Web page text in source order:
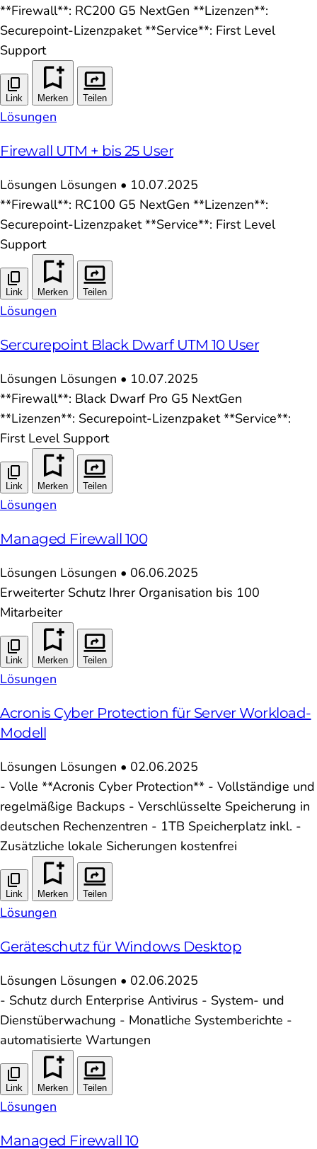
**Firewall**: RC200 G5 NextGen **Lizenzen**:
Securepoint-Lizenzpaket **Service**: First Level
Support
Link Merken Teilen
Lösungen
Firewall UTM + bis 25 User
Lösungen Lösungen • 10.07.2025
**Firewall**: RC100 G5 NextGen **Lizenzen**:
Securepoint-Lizenzpaket **Service**: First Level
Support
Link Merken Teilen
Lösungen
Sercurepoint Black Dwarf UTM 10 User
Lösungen Lösungen • 10.07.2025
**Firewall**: Black Dwarf Pro G5 NextGen
**Lizenzen**: Securepoint-Lizenzpaket **Service**:
First Level Support
Link Merken Teilen
Lösungen
Managed Firewall 100
Lösungen Lösungen • 06.06.2025
Erweiterter Schutz Ihrer Organisation bis 100
Mitarbeiter
Link Merken Teilen
Lösungen
Acronis Cyber Protection für Server Workload-
Modell
Lösungen Lösungen • 02.06.2025
- Volle **Acronis Cyber Protection** - Vollständige und
regelmäßige Backups - Verschlüsselte Speicherung in
deutschen Rechenzentren - 1TB Speicherplatz inkl. -
Zusätzliche lokale Sicherungen kostenfrei
Link Merken Teilen
Lösungen
Geräteschutz für Windows Desktop
Lösungen Lösungen • 02.06.2025
- Schutz durch Enterprise Antivirus - System- und
Dienstüberwachung - Monatliche Systemberichte -
automatisierte Wartungen
Link Merken Teilen
Lösungen
Managed Firewall 10